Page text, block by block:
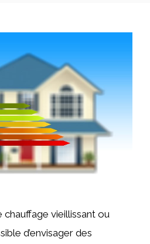
chauffage vieillissant ou
d’envisager des